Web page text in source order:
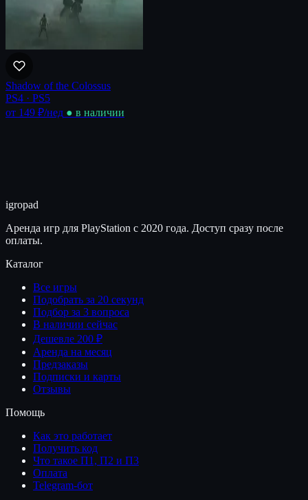
Shadow of the Colossus
PS4 · PS5
от 149 ₽/нед ● в наличии
igropad
Аренда игр для PlayStation с 2020 года. Доступ сразу после
оплаты.
Каталог
Все игры
Подобрать за 20 секунд
Подбор за 3 вопроса
В наличии сейчас
Дешевле 200 ₽
Аренда на месяц
Предзаказы
Подписки и карты
Отзывы
Помощь
Как это работает
Получить код
Что такое П1, П2 и П3
Оплата
Telegram-бот